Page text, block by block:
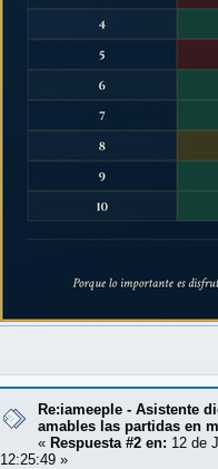
Re:iameeple - Asistente
amables las partidas en
« Respuesta #2 en: 12 de
12:25:49 »